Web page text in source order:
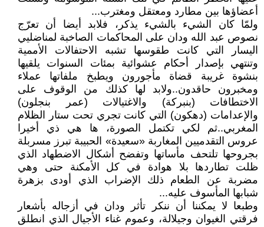
أعضاؤها بين مطارد ومعتقل ومغترب...
ولمّا كان الشيء بالشيء يذكر، فلابد أيضا أن تعرّج
نصوص عبد الله ودان على المحاكمات الصاخبة لمناضليي
اليسار التي كانت طقوسها تشبه الاحتفالات الأممية
وتنتهي بإصدار أحكام عشوائية بمئات السنوات يلقيها
بنشوة غريبة قضاة مأجورون ويطبخ ملفاتها عملاء
ومخبرون حاقدون..ولابد لها كذلك من الوقوف على
الاختطافات (بنبركة) والاغتيالات (عمر بنجلون)
والإعدامات (دهكون) التي كانت تجري تحت ستار الظلام
المغربي..ثم لكي تكتمل الصورة، ها هي ذي أخيرا
عروس التقدميين المغاربة «سعيدة» الحبيبة تبرز مسربلة
بجروحها تلتحف مأساتها وتفضح أشكال الاضطهاد الذي
ظلت تطاردها بلا هوادة في كل الأمكنة حتى وهي
مضربة عن الطعام ذلك الإضراب الذي أودى بزهرة
شبابها المأسوف عليه...
وطبعا لا يمكننا أن ننكر تأثر ودان في أزجاله بأشعار
فرقتي الغيوان وجيلالة، وعموم غناء الأجيال الذي انطلق